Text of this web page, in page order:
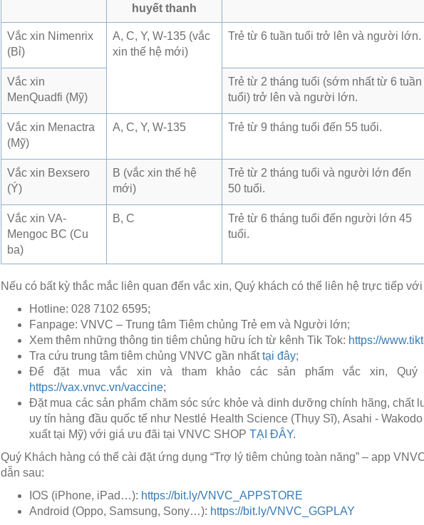
huyết thanh
Vắc xin Nimenrix
(Bỉ)
A, C, Y, W-135 (vắc
xin thế hệ mới)
Trẻ từ 6 tuần tuổi trở lên và người lớn.
Vắc xin
MenQuadfi (Mỹ)
Trẻ từ 2 tháng tuổi (sớm nhất từ 6 tuần
tuổi) trở lên và người lớn.
Vắc xin Menactra
(Mỹ)
A, C, Y, W-135 Trẻ từ 9 tháng tuổi đến 55 tuổi.
Vắc xin Bexsero
(Ý)
B (vắc xin thế hệ
mới)
Trẻ từ 2 tháng tuổi và người lớn đến
50 tuổi.
Vắc xin VA-
Mengoc BC (Cu
ba)
B, C
Trẻ từ 6 tháng tuổi đến người lớn 45
tuổi.
Nếu có bất kỳ thắc mắc liên quan đến vắc xin, Quý khách có thể liên hệ trực tiếp với
Hotline: 028 7102 6595;
Fanpage: VNVC – Trung tâm Tiêm chủng Trẻ em và Người lớn;
Xem thêm những thông tin tiêm chủng hữu ích từ kênh Tik Tok: https://
Tra cứu trung tâm tiêm chủng VNVC gần nhấttại đây;
Để đặt mua vắc xin và tham khảo các sản phẩm vắc xin, Quý
https://vax.vnvc.vn/vaccine;
Đặt mua các sản phẩm chăm sóc sức khỏe và dinh dưỡng chính hãng, chất
uy tín hàng đầu quốc tế như Nestlé Health Science (Thụy Sĩ), Asahi -
xuất tại Mỹ) với giá ưu đãi tại VNVC SHOP TẠI ĐÂY.
Quý Khách hàng có thể cài đặt ứng dụng “Trợ lý tiêm chủng toàn năng” – app
dẫn sau:
IOS (iPhone, iPad…): https://bit.ly/VNVC_APPSTORE
Android (Oppo, Samsung, Sony…): https://bit.ly/VNVC_GGPLAY